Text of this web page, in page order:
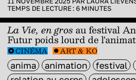
TEMPS DE LECTURE : 6 MINUTES
La Vie, en grosau festival
Futur poids lourd de
CINÉMA ART & KO
anima animation festival